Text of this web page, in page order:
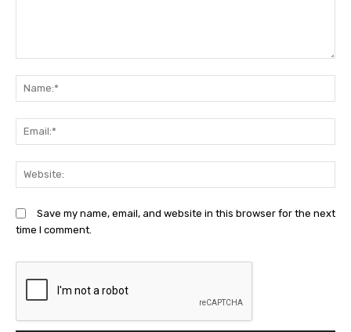
Save my name, email, and website in this browser for the next
time I comment.